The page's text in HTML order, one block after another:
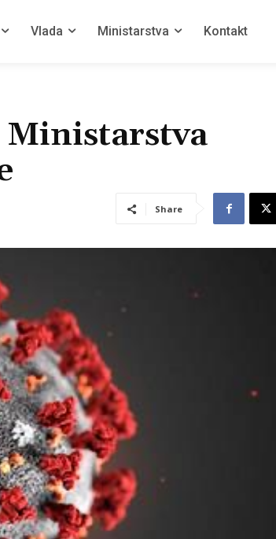
Vlada Ministarstva Kontakt
Ministarstva
Share